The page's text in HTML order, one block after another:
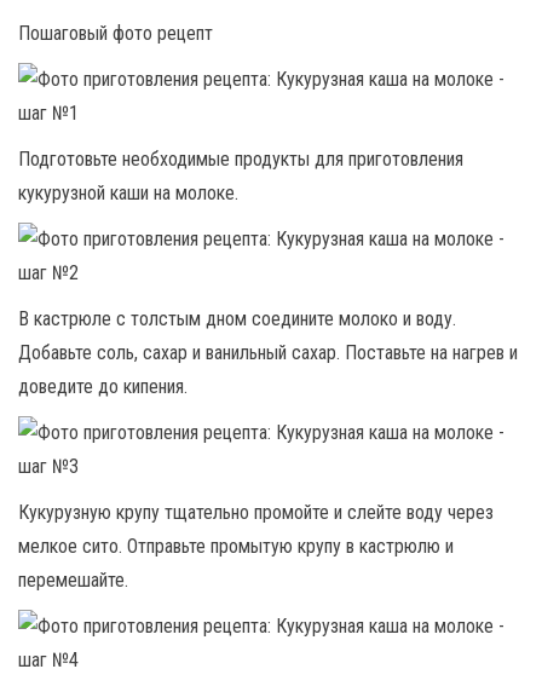
Пошаговый фото рецепт
Подготовьте необходимые продукты для приготовления
кукурузной каши на молоке.
В кастрюле с толстым дном соедините молоко и воду.
Добавьте соль, сахар и ванильный сахар. Поставьте на нагрев и
доведите до кипения.
Кукурузную крупу тщательно промойте и слейте воду через
мелкое сито. Отправьте промытую крупу в кастрюлю и
перемешайте.